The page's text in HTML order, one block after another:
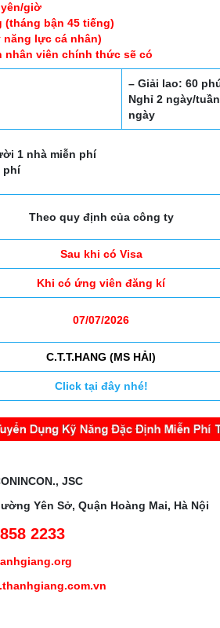
giờ
(tháng bận 45 tiếng)
lực cá nhân)
nhân viên chính thức sẽ có
– Giải lao: 60
Nghỉ 2 ngày/
ngày
1 nhà miễn phí
phí
Theo quy định của công ty
Sau khi có Visa
Khi có ứng viên đăng kí
07/07/2026
C.T.T.HANG (MS HẢI)
Click tại đây nhé!
JSC
Yên Sở, Quận Hoàng Mai, Hà Nội
2233